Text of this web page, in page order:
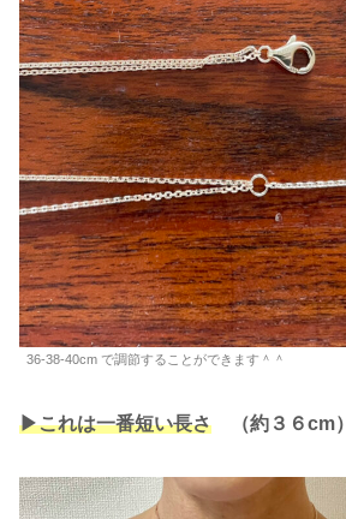
36-38-40cm で調節することができます＾＾
▶︎これは一番短い長さ （約３６cm）